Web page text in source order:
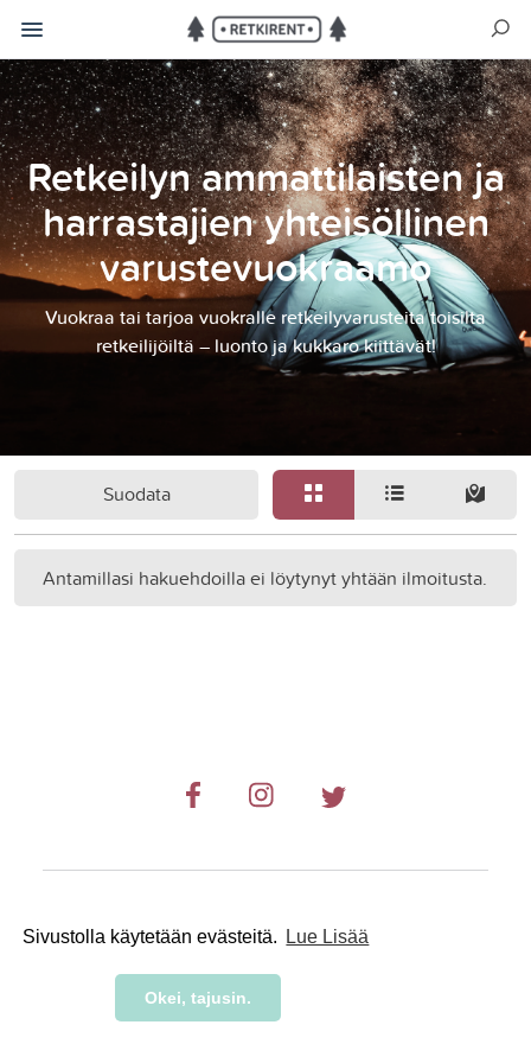
Sivustolla käytetään evästeitä. Lue Lisää
Okei, tajusin.
Retkeilyn ammattilaisten ja
harrastajien yhteisöllinen
varustevuokraamo
Vuokraa tai tarjoa vuokralle retkeilyvarusteita toisilta
retkeilijöiltä – luonto ja kukkaro kiittävät!
Suodata
Antamillasi hakuehdoilla ei löytynyt yhtään ilmoitusta.